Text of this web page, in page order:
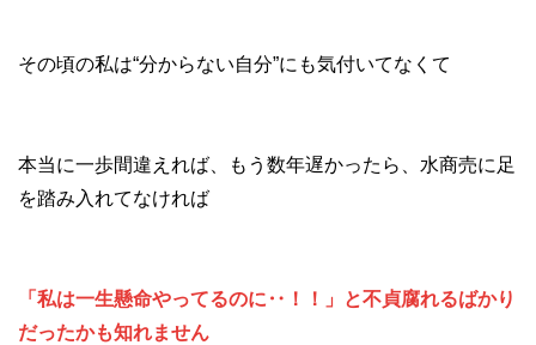
その頃の私は“分からない自分”にも気付いてなくて
本当に一歩間違えれば、もう数年遅かったら、水商売に足
を踏み入れてなければ
「私は一生懸命やってるのに‥！！」と不貞腐れるばかり
だったかも知れません